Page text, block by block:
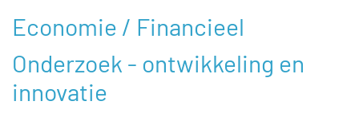
Economie / Financieel
Onderzoek - ontwikkeling en
innovatie